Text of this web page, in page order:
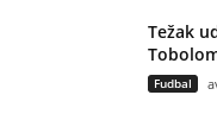
Težak
Fudbal